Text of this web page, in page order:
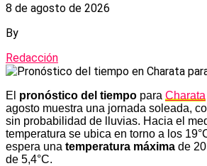
8 de agosto de 2026
By
Redacción
El pronóstico del tiempo para Charata
agosto muestra una jornada soleada,
sin probabilidad de lluvias. Hacia el
temperatura se ubica en torno a los
espera una temperatura máxima de
de 5,4°C.